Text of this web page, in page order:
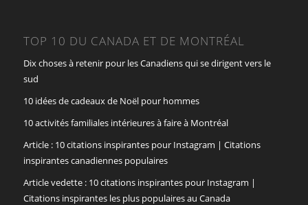
TOP 10 DU CANADA ET DE MONTRÉAL
Dix choses à retenir pour les Canadiens qui se dirigent vers le
sud
10 idées de cadeaux de Noël pour hommes
10 activités familiales intérieures à faire à Montréal
Article : 10 citations inspirantes pour Instagram | Citations
inspirantes canadiennes populaires
Article vedette : 10 citations inspirantes pour Instagram |
Citations inspirantes les plus populaires au Canada